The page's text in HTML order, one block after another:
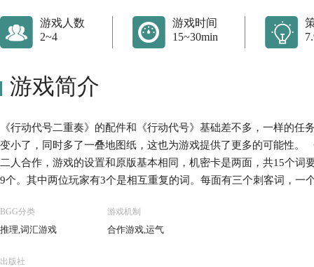
游戏人数
2~4
游戏时间
15~30min
游戏简介
《行动代号二重奏》的配件和《行动代号》基础差不多，一样的任
变小了，同时多了一叠地图纸，这也为游戏提供了更多的可能性。
二人合作，游戏的设置和原版基本相同，机密卡是两面，共15个词
9个。其中两位玩家有3个是相互重复的词。每面有三个刺客词，一
BGG分类
推理,词汇游戏
游戏机制
合作游戏,运气
出版社